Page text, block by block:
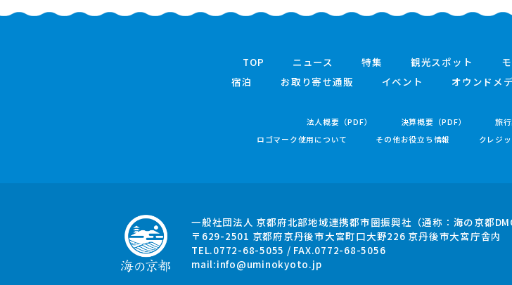
TOP ニュース 特集 観光スポット
宿泊
お取り寄せ通販 イベント オウンドメ
法人概要（PDF） 決算概要（PDF） 旅
ロゴマーク使用について
その他お役立ち情報 クレジ
一般社団法人 京都府北部地域連携都市圏振興社 （通称：海の京都
〒629-2501 京都府京丹後市大宮町口大野226 京丹後市大宮庁舎内
TEL.0772-68-5055 / FAX.0772-68-5056
mail:info@uminokyoto.jp